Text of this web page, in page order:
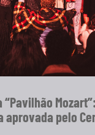
“Pavilhão
aprovada pelo